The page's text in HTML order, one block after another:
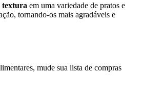
textura em uma variedade de pratos e
tornando-os mais agradáveis e
mude sua lista de compras